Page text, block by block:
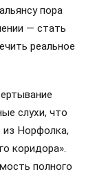
пора
— стать
реальное
слухи, что
Норфолка,
коридора».
полного